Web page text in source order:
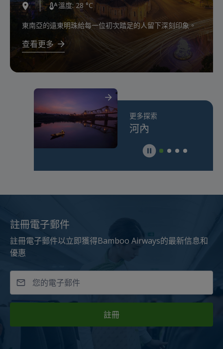
溫度: 28 °C
東南亞的遠東明珠給每一位初次踏足的人留下深刻印象。
查看更多
被譽為 '越南之心' 的首都河內，保留了風景的壯麗美麗，
帶來多樣的感受和體驗。
查看更多
擁有繽紛的櫻花季節、壯觀的東京塔和令人驚嘆的富士
山，這個地方已在旅客心中留下了許多難忘的情感。
查看更多
位於緬河岸邊的城市，以現代的活力和內在的懷舊情懷不
斷吸引著遊客。
查看更多
更多探索
河內
更多探索
Tokyo
註冊電子郵件
註冊電子郵件以立即獲得Bamboo Airways的最新信息和
優惠
註冊